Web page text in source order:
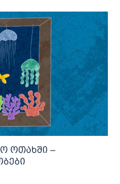
ოთახში –